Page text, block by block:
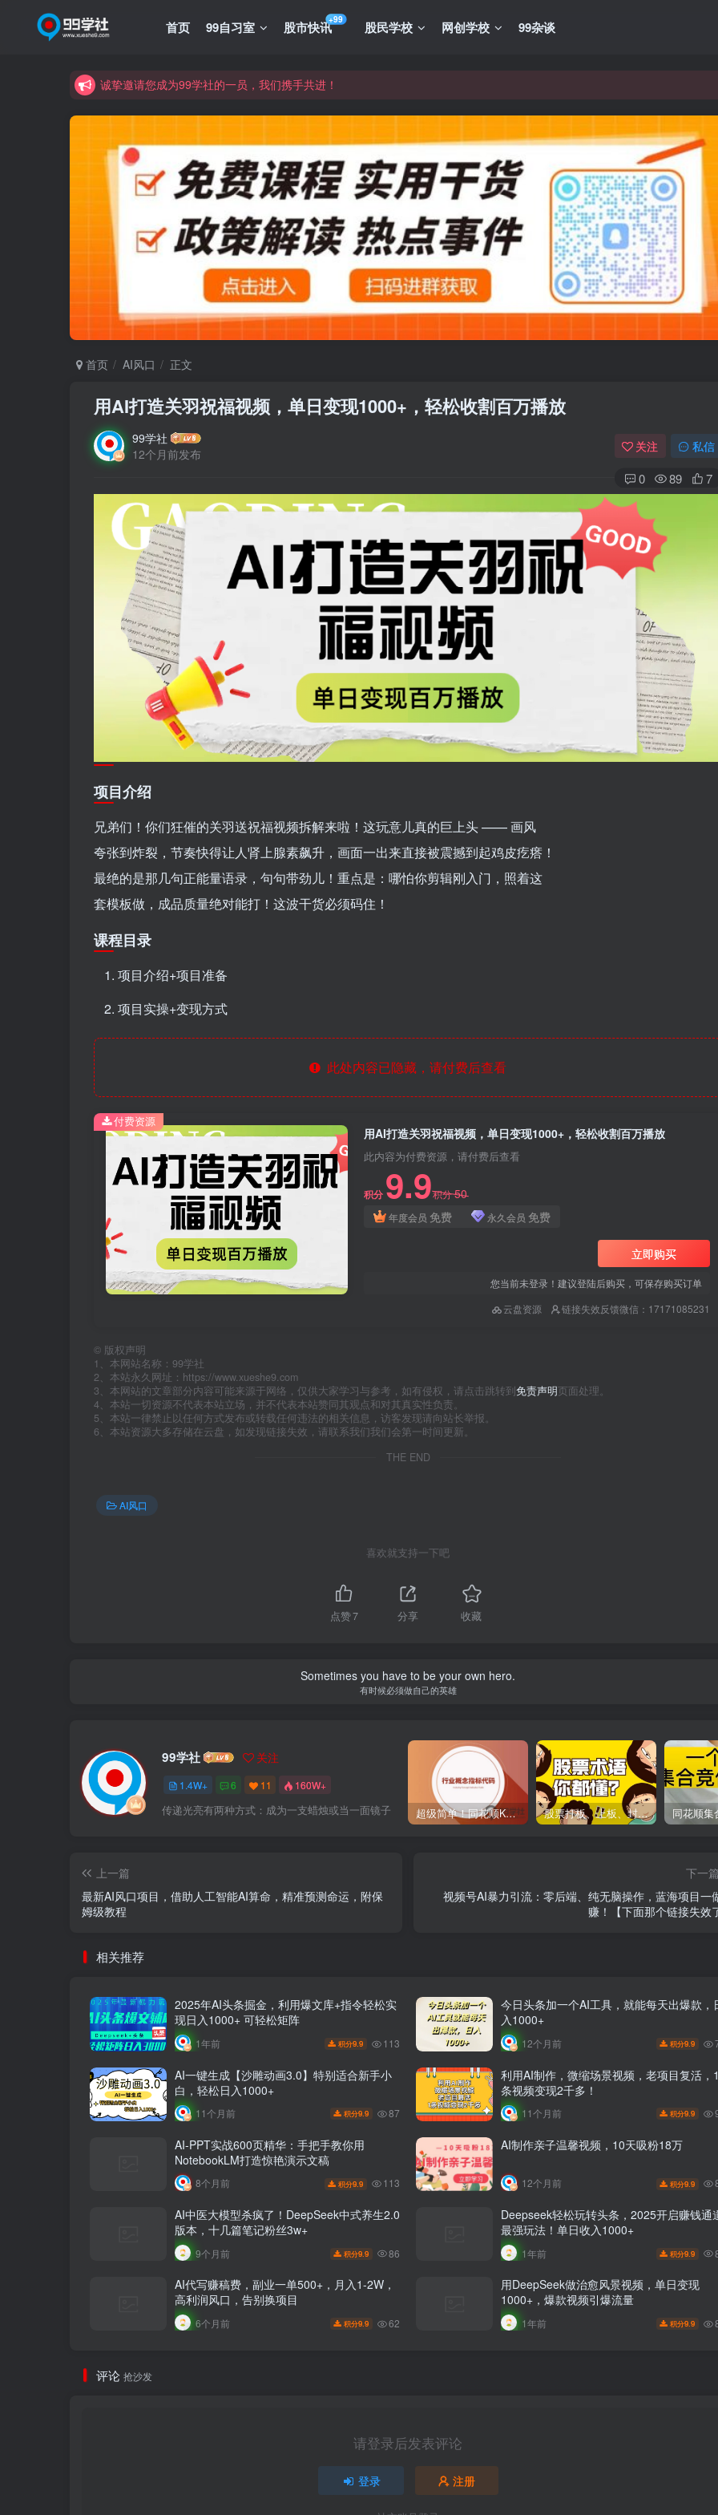
首页 99自习室 股市快讯+99 股民学校 网创学校 99杂谈
学习路上不孤独，99学社与你同行！分享全网优质VIP资源，炒股教程、创业教程、网络营销教程、自媒体短视频教程等，长
学习路上不孤独，99学社与你同行！分享全网优质VIP资源，炒股教程、创业教程、网络营销教程、自媒体短视频教程等，长
首页 AI风口 正文
用AI打造关羽祝福视频，单日变现1000+，轻松收割百万播放
99学社
12个月前发布
关注 私信
0 89 7
项目介绍
兄弟们！你们狂催的关羽送祝福视频拆解来啦！这玩意儿真的巨上头 —— 画风
夸张到炸裂，节奏快得让人肾上腺素飙升，画面一出来直接被震撼到起鸡皮疙瘩！
最绝的是那几句正能量语录，句句带劲儿！重点是：哪怕你剪辑刚入门，照着这
套模板做，成品质量绝对能打！这波干货必须码住！
课程目录
项目介绍+项目准备
项目实操+变现方式
此处内容已隐藏，请付费后查看
用AI打造关羽祝福视频，单日变现1000+，轻松收割百万播放
此内容为付费资源，请付费后查看
积分 9.9积分50
年度会员 免费 永久会员 免费
立即购买
您当前未登录！建议登陆后购买，可保存购买订单
云盘资源
链接失效反馈微信：17171085231
付费资源
© 版权声明
1、本网站名称：99学社
2、本站永久网址：https://www.xueshe9.com
3、本网站的文章部分内容可能来源于网络，仅供大家学习与参考，如有侵权，请点击跳转到免责声明页面处理。
4、本站一切资源不代表本站立场，并不代表本站赞同其观点和对其真实性负责。
5、本站一律禁止以任何方式发布或转载任何违法的相关信息，访客发现请向站长举报。
6、本站资源大多存储在云盘，如发现链接失效，请联系我们我们会第一时间更新。
THE END
AI风口
喜欢就支持一下吧
点赞7 分享 收藏
Sometimes you have to be your own hero.
有时候必须做自己的英雄
99学社 关注
1.4W+ 6 11 160W+
传递光亮有两种方式：成为一支蜡烛或当一面镜子 超级简单！同花顺K线界面显示行业概念指标代码图解 股票打板、上板、封板、翘板、炸板是什么意思？炒股你必须懂的暗语！
上一篇
最新AI风口项目，借助人工智能AI算命，精准预测命运，附保
姆级教程
下一篇
视频号AI暴力引流：零后端、纯无脑操作，蓝海项目一
赚！【下面那个链接失效
相关推荐
2025年AI头条掘金，利用爆文库+指令轻松实
现日入1000+ 可轻松矩阵
1年前 积分9.9 113
今日头条加一个AI工具，就能每天出爆款，
入1000+
12个月前 积分9.9
AI一键生成【沙雕动画3.0】特别适合新手小
白，轻松日入1000+
11个月前 积分9.9 87
利用AI制作，微缩场景视频，老项目复活，1
条视频变现2千多！
11个月前 积分9.9
AI-PPT实战600页精华：手把手教你用
NotebookLM打造惊艳演示文稿
8个月前 积分9.9 113
AI制作亲子温馨视频，10天吸粉18万
12个月前 积分9.9
AI中医大模型杀疯了！DeepSeek中式养生2.0
版本，十几篇笔记粉丝3w+
9个月前 积分9.9 86
Deepseek轻松玩转头条，2025开启赚钱通
最强玩法！单日收入1000+
1年前 积分9.9
AI代写赚稿费，副业一单500+，月入1-2W，
高利润风口，告别换项目
6个月前 积分9.9 62
用DeepSeek做治愈风景视频，单日变现
1000+，爆款视频引爆流量
1年前 积分9.9
评论 抢沙发
请登录后发表评论
登录 注册